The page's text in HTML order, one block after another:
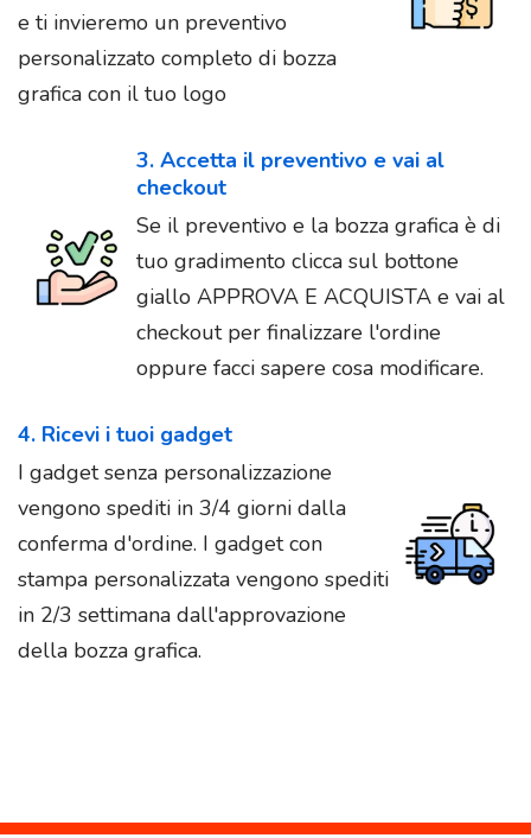
e ti invieremo un preventivo
personalizzato completo di bozza
grafica con il tuo logo
3. Accetta il preventivo e vai al
checkout
Se il preventivo e la bozza grafica è di
tuo gradimento clicca sul bottone
giallo APPROVA E ACQUISTA e vai al
checkout per finalizzare l'ordine
oppure facci sapere cosa modificare.
4. Ricevi i tuoi gadget
I gadget senza personalizzazione
vengono spediti in 3/4 giorni dalla
conferma d'ordine. I gadget con
stampa personalizzata vengono spediti
in 2/3 settimana dall'approvazione
della bozza grafica.